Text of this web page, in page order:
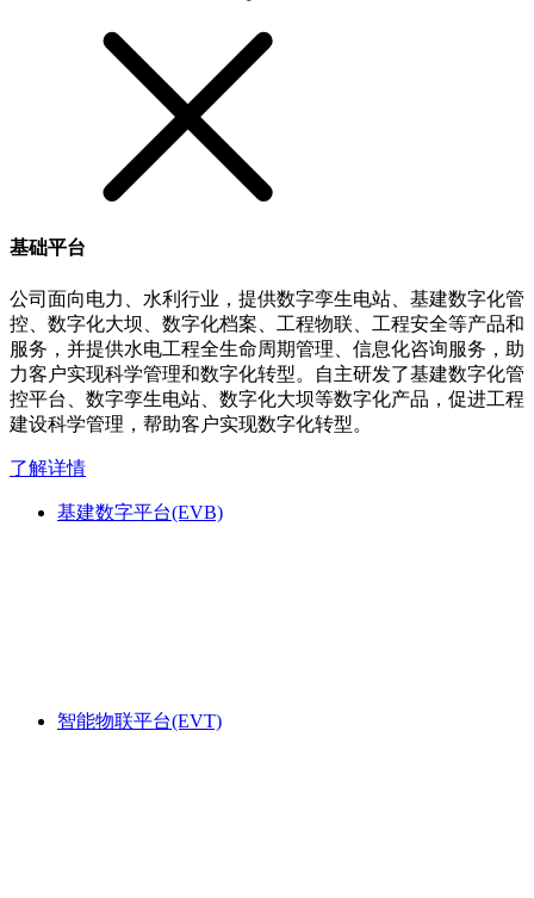
基础平台
公司面向电力、水利行业，提供数字孪生电站、基建数字化管
控、数字化大坝、数字化档案、工程物联、工程安全等产品和
服务，并提供水电工程全生命周期管理、信息化咨询服务，助
力客户实现科学管理和数字化转型。自主研发了基建数字化管
控平台、数字孪生电站、数字化大坝等数字化产品，促进工程
建设科学管理，帮助客户实现数字化转型。
了解详情
基建数字平台(EVB)
智能物联平台(EVT)